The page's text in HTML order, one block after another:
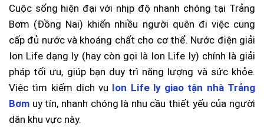
Cuộc sống hiện đại với nhịp độ nhanh chóng tại Trảng
Bơm (Đồng Nai) khiến nhiều người quên đi việc cung
cấp đủ nước và khoáng chất cho cơ thể. Nước điện giải
Ion Life dạng ly (hay còn gọi là Ion Life ly) chính là giải
pháp tối ưu, giúp bạn duy trì năng lượng và sức khỏe.
Việc tìm kiếm dịch vụ Ion Life ly giao tận nhà Trảng
Bơm uy tín, nhanh chóng là nhu cầu thiết yếu của người
dân khu vực này.